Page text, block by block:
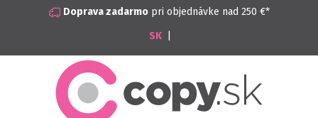
Doprava zadarmopri objednávke nad 250 €*